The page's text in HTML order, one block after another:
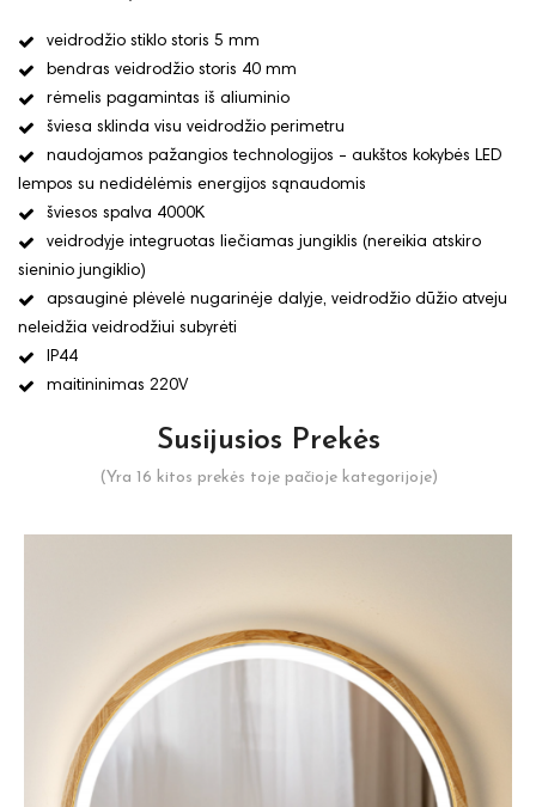
veidrodžio stiklo storis 5 mm
bendras veidrodžio storis 40 mm
rėmelis pagamintas iš aliuminio
šviesa sklinda visu veidrodžio perimetru
naudojamos pažangios technologijos - aukštos kokybės LED
lempos su nedidėlėmis energijos sąnaudomis
šviesos spalva 4000K
veidrodyje integruotas liečiamas jungiklis (nereikia atskiro
sieninio jungiklio)
apsauginė plėvelė nugarinėje dalyje, veidrodžio dūžio atveju
neleidžia veidrodžiui subyrėti
IP44
maitininimas 220V
Susijusios Prekės
(Yra 16 kitos prekės toje pačioje kategorijoje)